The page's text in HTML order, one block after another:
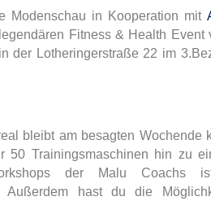
Modenschau in Kooperation mit
Fitness & Health Event
der Lotheringerstraße 22 im
bleibt am besagten Wochende
50 Trainingsmaschinen hin zu
der Malu
Außerdem hast du die